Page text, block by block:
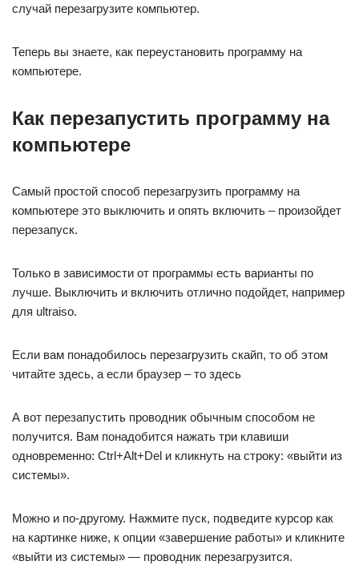
случай перезагрузите компьютер.
Теперь вы знаете, как переустановить программу на
компьютере.
Как перезапустить программу на
компьютере
Самый простой способ перезагрузить программу на
компьютере это выключить и опять включить – произойдет
перезапуск.
Только в зависимости от программы есть варианты по
лучше. Выключить и включить отлично подойдет, например
для ultraiso.
Если вам понадобилось перезагрузить скайп, то об этом
читайте здесь, а если браузер – то здесь
А вот перезапустить проводник обычным способом не
получится. Вам понадобится нажать три клавиши
одновременно: Ctrl+Alt+Del и кликнуть на строку: «выйти из
системы».
Можно и по-другому. Нажмите пуск, подведите курсор как
на картинке ниже, к опции «завершение работы» и кликните
«выйти из системы» — проводник перезагрузится.